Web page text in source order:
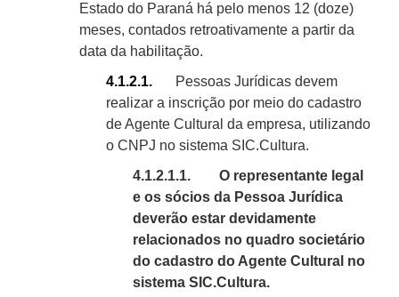
Estado do Paraná há pelo menos 12 (doze)
meses, contados retroativamente a partir da
data da habilitação.
4.1.2.1.
Pessoas Jurídicas devem
realizar a inscrição por meio do cadastro
de Agente Cultural da empresa, utilizando
o CNPJ no sistema SIC.Cultura.
4.1.2.1.1.
O representante legal
e os sócios da Pessoa Jurídica
deverão estar devidamente
relacionados no quadro societário
do cadastro do Agente Cultural no
sistema SIC.Cultura.